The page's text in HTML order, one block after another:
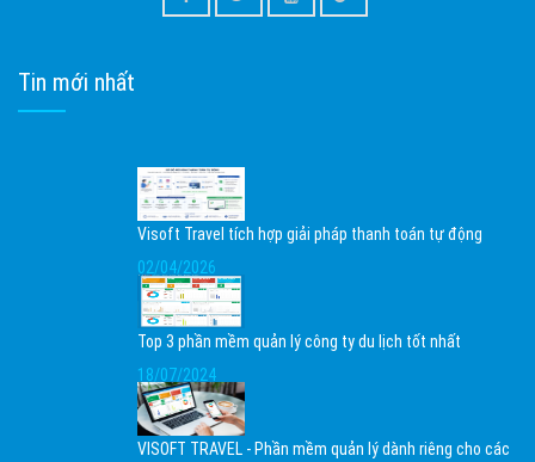
Tin mới nhất
Visoft Travel tích hợp giải pháp thanh toán tự động
02/04/2026
Top 3 phần mềm quản lý công ty du lịch tốt nhất
18/07/2024
VISOFT TRAVEL - Phần mềm quản lý dành riêng cho các